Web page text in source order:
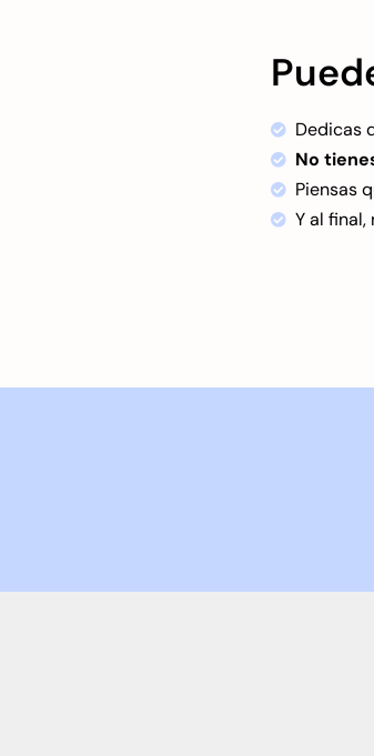
Dedicas
No
Piensas
Y al